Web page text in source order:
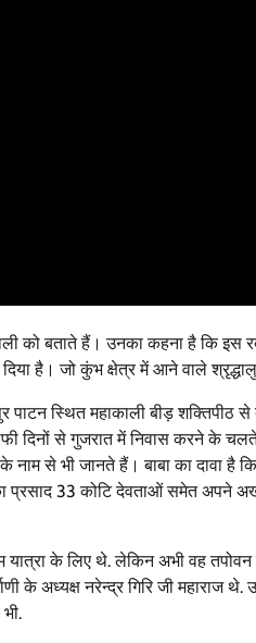
को बताते हैं। उनका कहना है कि
है। जो कुंभ क्षेत्र में आने वाले
स्थित महाकाली बीड़ शक्तिपीठ
दिनों से गुजरात में निवास करने के
के नाम से भी जानते हैं। बाबा का
प्रसाद 33 कोटि देवताओं समेत अपने
यात्रा के लिए थे. लेकिन अभी वह
के अध्यक्ष नरेन्द्र गिरि जी